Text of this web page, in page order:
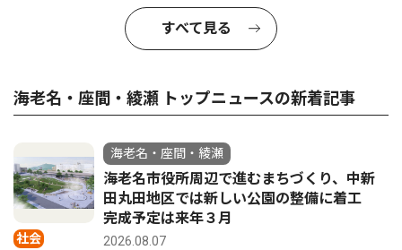
すべて見る
海老名・座間・綾瀬 トップニュースの新着記事
社会
海老名・座間・綾瀬
海老名市役所周辺で進むまちづくり、中新
田丸田地区では新しい公園の整備に着工
完成予定は来年３月
2026.08.07